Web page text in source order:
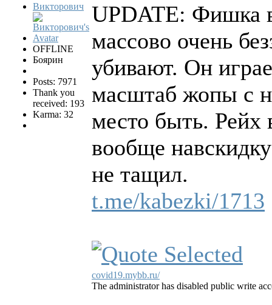
Викторович
OFFLINE
Боярин
Posts: 7971
Thank you
received: 193
Karma: 32
UPDATE: Фишка
массово очень
убивают. Он
масштаб жопы с
место быть. Рейх
вообще
не тащил.
t.me/kabezki/1713
covid19.mybb.ru/
The administrator has disabled public write